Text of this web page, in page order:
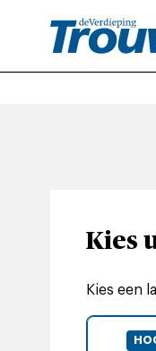
Kies
Kies een